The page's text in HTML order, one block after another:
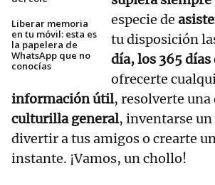
Liberar memoria
en tu móvil: esta es
la papelera de
WhatsApp que no
conocías
especie de
tu disposición
día, los 365 días
ofrecerte
información útil, resolverte una
culturilla general, inventarse un
divertir a tus amigos o crearte
instante. ¡Vamos, un chollo!